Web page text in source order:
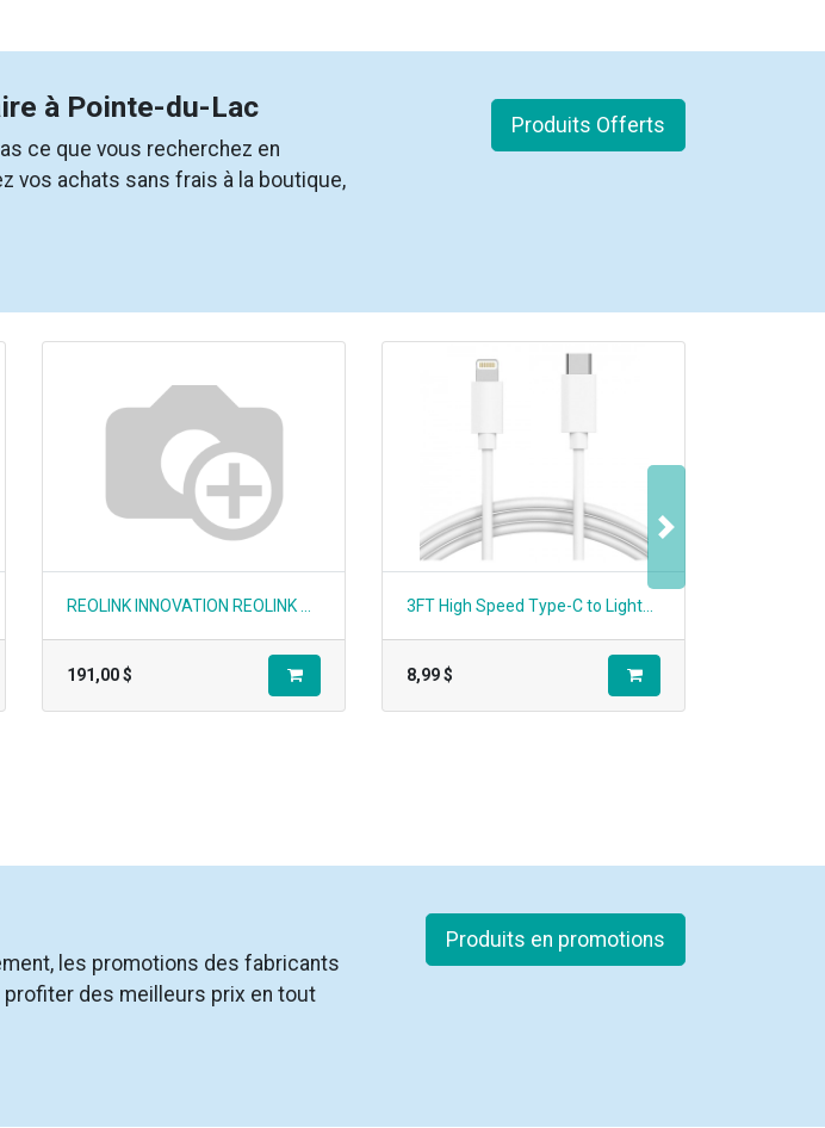
à Pointe-du-Lac
ce que vous recherchez en
vos achats sans frais à la boutique,
Produits Offerts
REOLINK INNOVATION REOLINK ARGUS SERIES B740X WITH SOLAR PANEL 2 4K DUO-LENS CAMERA WITH 6W SOLAR P No Produit:ARGUS SERIES B740X WITH SOLAR PANEL 2
191,00$
3FT High Speed Type-C to Lightning Cable PD20W (Câble Type-C vers Lightning)
8,99$
Suivant
les promotions des fabricants
des meilleurs prix en tout
Produits en promotions